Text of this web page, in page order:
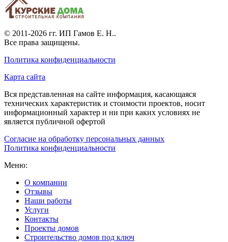
© 2011-2026 гг. ИП Гамов Е. Н..
Все права защищены.
Политика конфиденциальности
Карта сайта
Вся представленная на сайте информация, касающаяся
технических характеристик и стоимости проектов, носит
информационный характер и ни при каких условиях не
является публичной офертой
Согласие на обработку персональных данных
Политика конфиденциальности
Меню:
О компании
Отзывы
Наши работы
Услуги
Контакты
Проекты домов
Строительство домов под ключ